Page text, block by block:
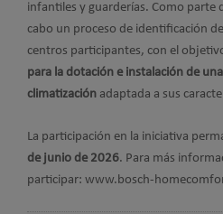
infantiles y guarderías. Como parte
cabo un proceso de identificación
centros participantes, con el
para la dotación e instalación de
climatización adaptada a sus
La participación en la iniciativa
de junio de 2026. Para más
participar: www.bosch-